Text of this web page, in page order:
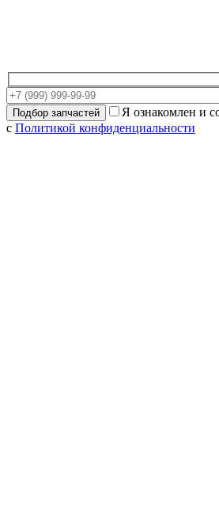
Я ознакомлен и
с Политикой конфиденциальности